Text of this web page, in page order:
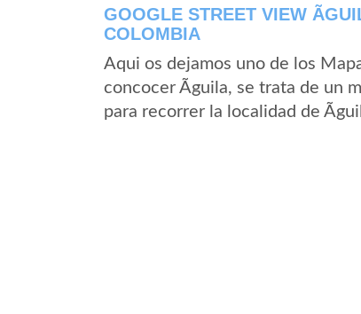
GOOGLE STREET VIEW
COLOMBIA
Aqui os dejamos uno de los
concocer Ãguila, se trata de un
para recorrer la localidad de